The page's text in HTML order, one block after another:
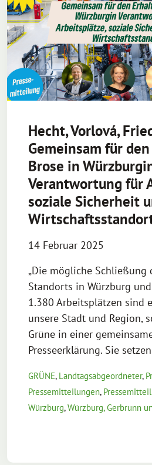
Hecht, Vorlová,
Gemeinsam für
Brose in
Verantwortung für
soziale Sicherheit
14 Februar 2025
„Die mögliche Schließung
Standorts in Würzburg
1.380 Arbeitsplätzen sind
unsere Stadt und Region,
Grüne in einer
Presseerklärung. Sie
GRÜNE, Landtagsabgeordneter,
Pressemitteilungen,
Würzburg,Würzburg, Gerbrunn